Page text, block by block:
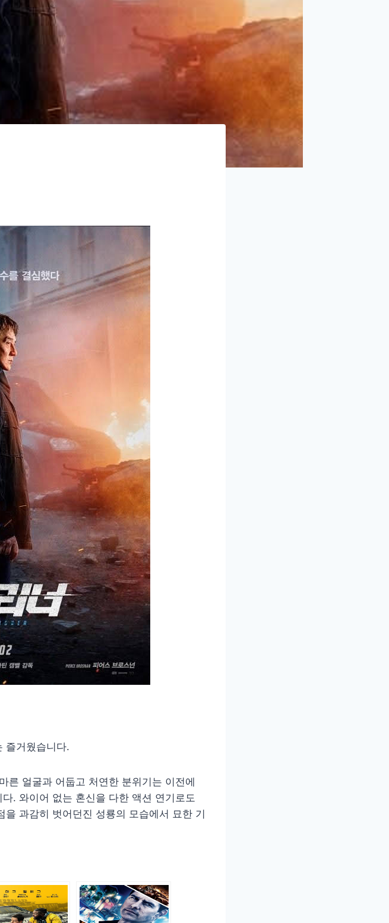
즐거웠습니다.
른 얼굴과 어둡고 처연한 분위기는 이전에
. 와이어 없는 혼신을 다한 액션 연기로도
과감히 벗어던진 성룡의 모습에서 묘한 기